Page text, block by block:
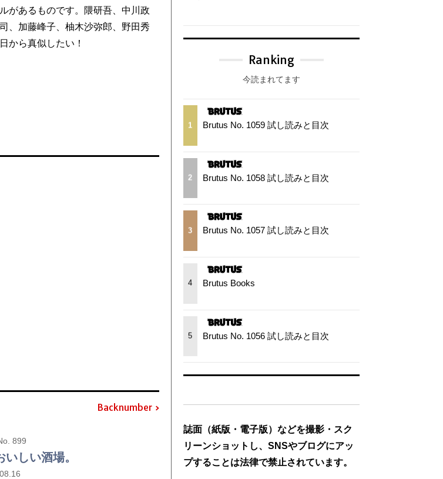
があるものです。隈研吾、中川政
、加藤峰子、柚木沙弥郎、野田秀
から真似したい！
Backnumber
899
いしい酒場。
Ranking
今読まれてます
1 Brutus No. 1059 試し読みと目次
2 Brutus No. 1058 試し読みと目次
3 Brutus No. 1057 試し読みと目次
4 Brutus Books
5 Brutus No. 1056 試し読みと目次
誌面（紙版・電子版）などを撮影・スク
リーンショットし、SNSやブログにアッ
プすることは法律で禁止されています。